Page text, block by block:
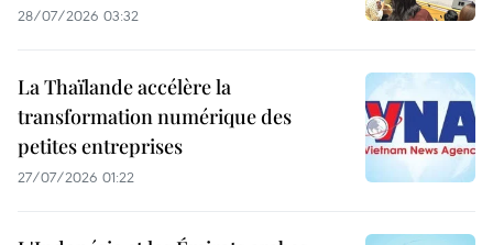
28/07/2026 03:32
La Thaïlande accélère la
transformation numérique des
petites entreprises
27/07/2026 01:22